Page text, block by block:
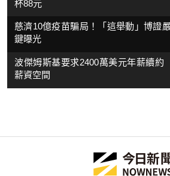
杯88元
慈濟10億疫苗騙局！「這舉動」博證
鍵曝光
波傑姆斯基要求2400萬美元年薪續
薪資空間